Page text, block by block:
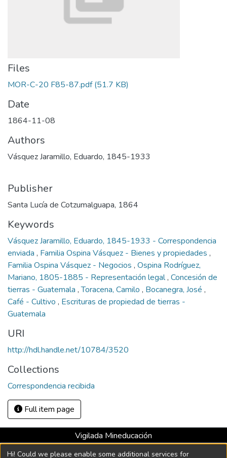
Files
MOR-C-20 F85-87.pdf(51.7 KB)
Date
1864-11-08
Authors
Vásquez Jaramillo, Eduardo, 1845-1933
Publisher
Santa Lucía de Cotzumalguapa, 1864
Keywords
Vásquez Jaramillo, Eduardo, 1845-1933 - Correspondencia
enviada , Familia Ospina Vásquez - Bienes y propiedades ,
Familia Ospina Vásquez - Negocios , Ospina Rodríguez,
Mariano, 1805-1885 - Representación legal, Concesión de
tierras - Guatemala ,Toracena, Camilo , Bocanegra, José ,
Café - Cultivo , Escrituras de propiedad de tierras -
Guatemala
URI
http://hdl.handle.net/10784/3520
Collections
Correspondencia recibida
Full item page
Vigilada Mineducación
Universidad con Acreditación Institucional hasta 2026 -
Hi! Could we please enable some additional services for